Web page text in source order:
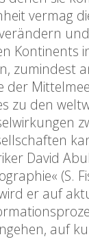
vermag
Kontinents
zumindest
der
zu den
David
(S.
er auf
auf